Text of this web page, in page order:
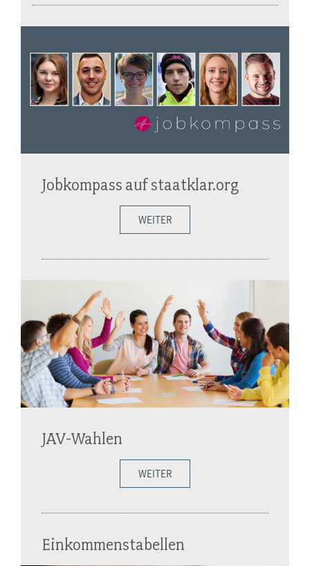
Jobkompass auf staatklar.org
WEITER
JAV-Wahlen
WEITER
Einkommenstabellen